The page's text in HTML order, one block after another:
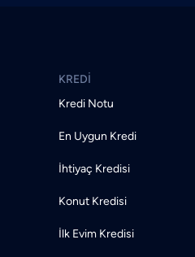
KREDİ
Kredi Notu
En Uygun Kredi
İhtiyaç Kredisi
Konut Kredisi
İlk Evim Kredisi